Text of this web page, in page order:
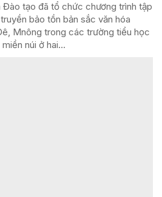
Đào tạo đã tổ chức chương trình tập
bảo tồn bản sắc văn hóa
Mnông trong các trường tiểu học
núi ở hai...